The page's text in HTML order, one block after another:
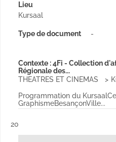
Lieu
Kursaal
Type de document -
Contexte : 4Fi - Collection
Régionale des...
THEATRES ET CINEMAS
Programmation du
GraphismeBesançonVille...
Résultat n°
20